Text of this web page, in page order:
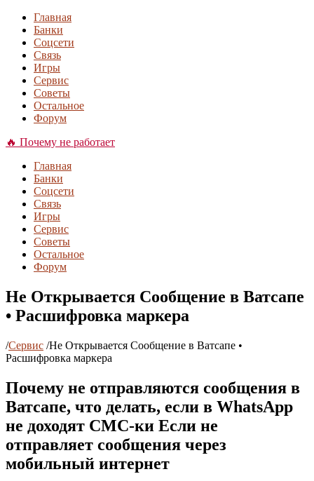
Главная
Банки
Соцсети
Связь
Игры
Сервис
Советы
Остальное
Форум
🔥 Почему не работает
Главная
Банки
Соцсети
Связь
Игры
Сервис
Советы
Остальное
Форум
Не Открывается Сообщение в Ватсапе
• Расшифровка маркера
/Сервис /Не Открывается Сообщение в Ватсапе •
Расшифровка маркера
Почему не отправляются сообщения в
Ватсапе, что делать, если в WhatsApp
не доходят СМС-ки Если не
отправляет сообщения через
мобильный интернет